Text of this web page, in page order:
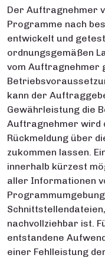
Der Auftragnehmer
Programme nach
entwickelt und
ordnungsgemäßen
vom Auftragnehmer
kann der
Gewährleistung die
Auftragnehmer wird
Rückmeldung über
zukommen lassen.
innerhalb kürzest
aller Informationen
nachvollziehbar ist.
entstandene
einer Fehlleistung